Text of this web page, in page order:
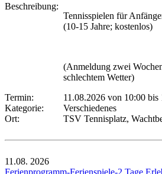
Beschreibung:
Tennisspielen für
(10-15 Jahre; kostenlos)
(Anmeldung zwei
schlechtem Wetter)
Termin:
11.08.2026 von 10:00 bis
Kategorie:
Verschiedenes
Ort:
TSV Tennisplatz,
11.08. 2026
Ferienprogramm-Ferienspiele-2 Tage